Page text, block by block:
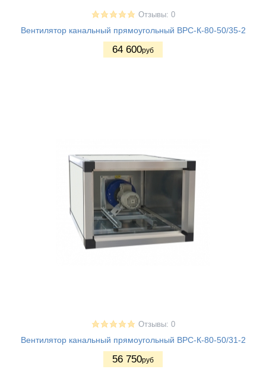
Отзывы: 0
Вентилятор канальный прямоугольный ВРС-К-80-50/35-2
64 600руб
Отзывы: 0
Вентилятор канальный прямоугольный ВРС-К-80-50/31-2
56 750руб